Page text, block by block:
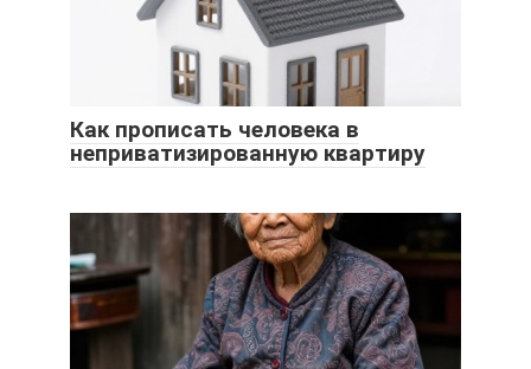
Как прописать человека в
неприватизированную квартиру